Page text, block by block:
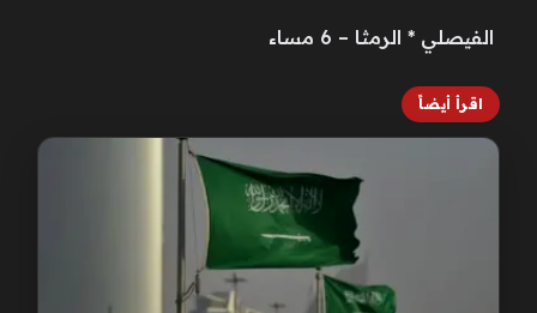
الفيصلي * الرمثا – 6 مساء
اقرأ أيضاً